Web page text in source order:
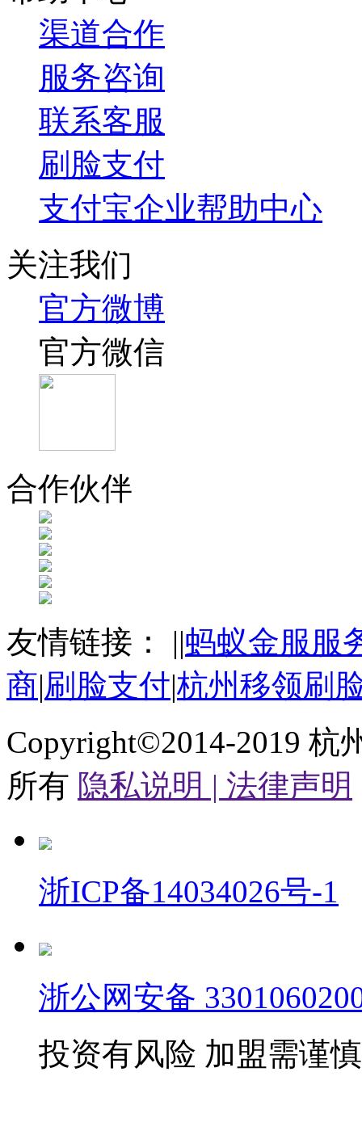
渠道合作
服务咨询
联系客服
刷脸支付
支付宝企业帮助中心
关注我们
官方微博
官方微信
合作伙伴
友情链接： ||蚂蚁金服服
商|刷脸支付|杭州移领刷
Copyright©2014-2019 杭
所有 隐私说明 | 法律声明
浙ICP备14034026号-1
浙公网安备
投资有风险 加盟需谨慎